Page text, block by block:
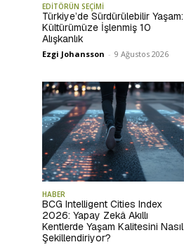
EDİTÖRÜN SEÇİMİ
Türkiye’de Sürdürülebilir Yaşam:
Kültürümüze İşlenmiş 10
Alışkanlık
Ezgi Johansson - 9 Ağustos 2026
HABER
BCG Intelligent Cities Index
2026: Yapay Zekâ Akıllı
Kentlerde Yaşam Kalitesini Nasıl
Şekillendiriyor?